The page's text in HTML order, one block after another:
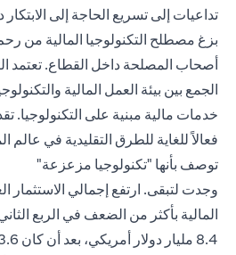
تداعيات إلى تسريع الحاجة إلى
بزغ مصطلح التكنولوجيا المالية من
أصحاب المصلحة داخل القطاع. تعتمد
الجمع بين بيئة العمل المالية
خدمات مالية مبنية على التكنولوجيا.
فعالاً للغاية للطرق التقليدية في عالم
توصف بأنها "تكنولوجيا مزعزعة"
وجدت لتبقى. ارتفع إجمالي الاستثمار